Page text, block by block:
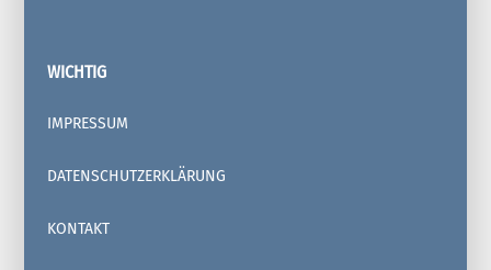
WICHTIG
IMPRESSUM
DATENSCHUTZERKLÄRUNG
KONTAKT